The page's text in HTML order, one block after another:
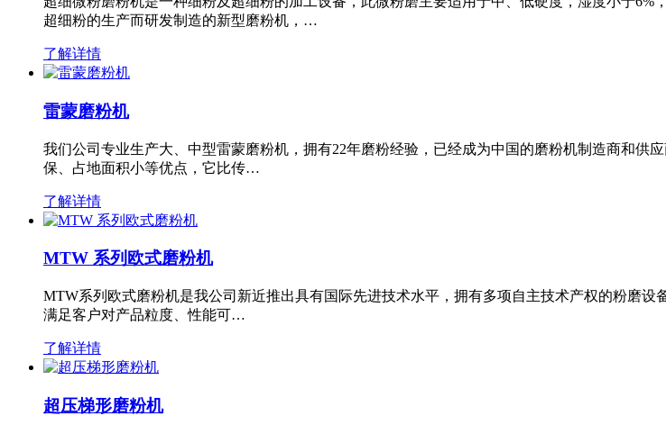
超细粉的生产而研发制造的新型磨粉机，…
了解详情
雷蒙磨粉机
我们公司专业生产大、中型雷蒙磨粉机，拥有22年磨粉经验，已经成为中国的磨粉机制造商和供
保、占地面积小等优点，它比传…
了解详情
MTW 系列欧式磨粉机
MTW系列欧式磨粉机是我公司新近推出具有国际先进技术水平，拥有多项自主技术产权的粉磨
满足客户对产品粒度、性能可…
了解详情
超压梯形磨粉机